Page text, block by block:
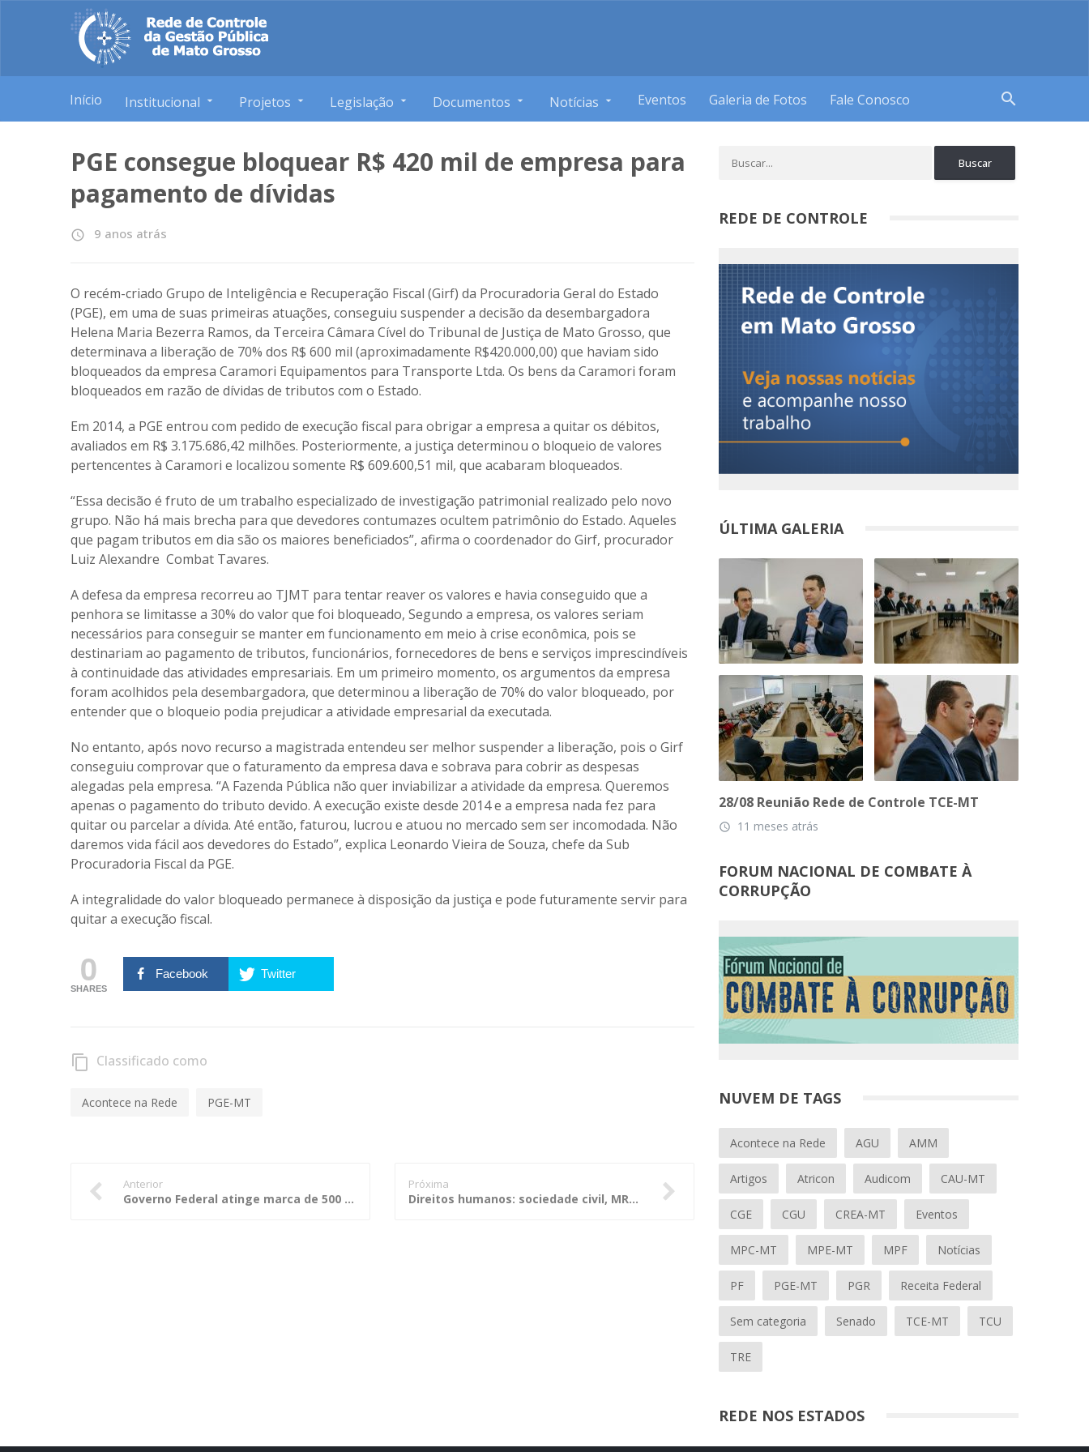
Início Institucional Projetos Legislação Documentos Notícias Eventos Galeria de Fotos Fale Conosco search
PGE consegue bloquear R$ 420 mil de empresa para
pagamento de dívidas
access_time 9 anos atrás
O recém-criado Grupo de Inteligência e Recuperação Fiscal (Girf) da Procuradoria Geral do Estado
(PGE), em uma de suas primeiras atuações, conseguiu suspender a decisão da desembargadora
Helena Maria Bezerra Ramos, da Terceira Câmara Cível do Tribunal de Justiça de Mato Grosso, que
determinava a liberação de 70% dos R$ 600 mil (aproximadamente R$420.000,00) que haviam sido
bloqueados da empresa Caramori Equipamentos para Transporte Ltda. Os bens da Caramori foram
bloqueados em razão de dívidas de tributos com o Estado.
Em 2014, a PGE entrou com pedido de execução fiscal para obrigar a empresa a quitar os débitos,
avaliados em R$ 3.175.686,42 milhões. Posteriormente, a justiça determinou o bloqueio de valores
pertencentes à Caramori e localizou somente R$ 609.600,51 mil, que acabaram bloqueados.
“Essa decisão é fruto de um trabalho especializado de investigação patrimonial realizado pelo novo
grupo. Não há mais brecha para que devedores contumazes ocultem patrimônio do Estado. Aqueles
que pagam tributos em dia são os maiores beneficiados”, afirma o coordenador do Girf, procurador
Luiz Alexandre Combat Tavares.
A defesa da empresa recorreu ao TJMT para tentar reaver os valores e havia conseguido que a
penhora se limitasse a 30% do valor que foi bloqueado, Segundo a empresa, os valores seriam
necessários para conseguir se manter em funcionamento em meio à crise econômica, pois se
destinariam ao pagamento de tributos, funcionários, fornecedores de bens e serviços imprescindíveis
à continuidade das atividades empresariais. Em um primeiro momento, os argumentos da empresa
foram acolhidos pela desembargadora, que determinou a liberação de 70% do valor bloqueado, por
entender que o bloqueio podia prejudicar a atividade empresarial da executada.
No entanto, após novo recurso a magistrada entendeu ser melhor suspender a liberação, pois o Girf
conseguiu comprovar que o faturamento da empresa dava e sobrava para cobrir as despesas
alegadas pela empresa. “A Fazenda Pública não quer inviabilizar a atividade da empresa. Queremos
apenas o pagamento do tributo devido. A execução existe desde 2014 e a empresa nada fez para
quitar ou parcelar a dívida. Até então, faturou, lucrou e atuou no mercado sem ser incomodada. Não
daremos vida fácil aos devedores do Estado”, explica Leonardo Vieira de Souza, chefe da Sub
Procuradoria Fiscal da PGE.
A integralidade do valor bloqueado permanece à disposição da justiça e pode futuramente servir para
quitar a execução fiscal.
0
SHARES
Facebook Twitter
content_copy Classificado como
Acontece na Rede PGE-MT
Anterior
Governo Federal atinge marca de 500 mil pedidos de acesso à informação
Próxima
Direitos humanos: sociedade civil, MRE e SDH discutem compromissos assumidos internacionalmente pelo Brasil
REDE DE CONTROLE
ÚLTIMA GALERIA
28/08 Reunião Rede de Controle TCE-MT
access_time 11 meses atrás
FORUM NACIONAL DE COMBATE À
CORRUPÇÃO
NUVEM DE TAGS
Acontece na Rede AGU AMM
Artigos Atricon Audicom CAU-MT
CGE CGU CREA-MT Eventos
MPC-MT MPE-MT MPF Notícias
PF PGE-MT PGR Receita Federal
Sem categoria Senado TCE-MT TCU
TRE
REDE NOS ESTADOS